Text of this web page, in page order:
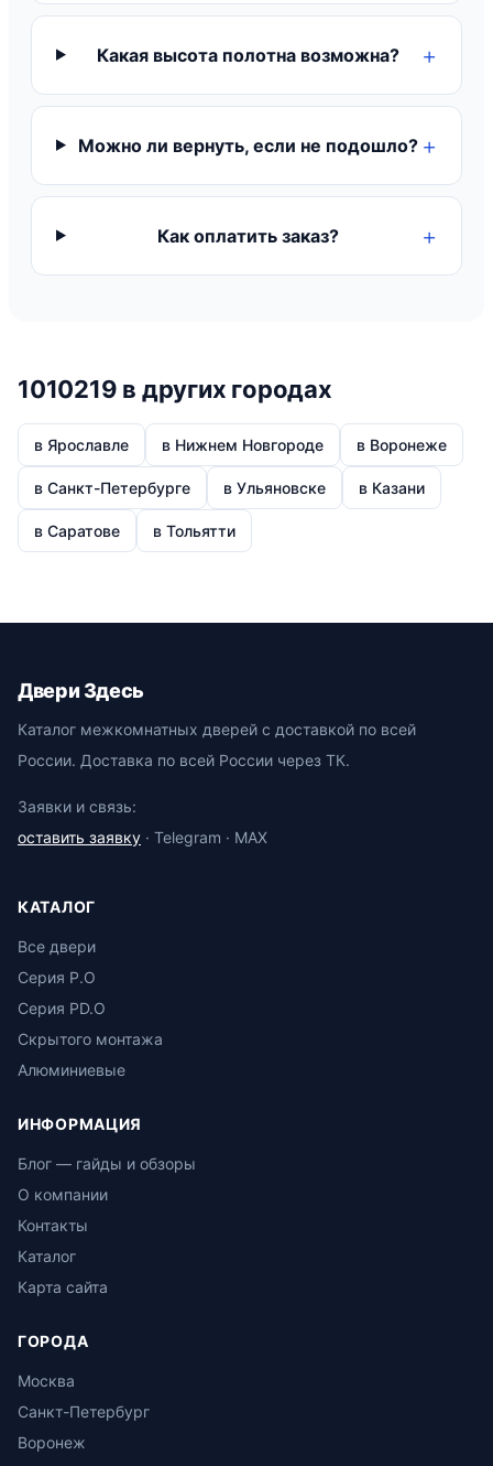
Какая высота полотна возможна?
Можно ли вернуть, если не подошло?
Как оплатить заказ?
1010219 в других городах
в Ярославле в Нижнем Новгороде в Воронеже
в Санкт-Петербурге в Ульяновске в Казани
в Саратове в Тольятти
Двери Здесь
Каталог межкомнатных дверей с доставкой по всей
России. Доставка по всей России через ТК.
Заявки и связь:
оставить заявку · Telegram · MAX
КАТАЛОГ
Все двери
Серия P.O
Серия PD.O
Скрытого монтажа
Алюминиевые
ИНФОРМАЦИЯ
Блог — гайды и обзоры
О компании
Контакты
Каталог
Карта сайта
ГОРОДА
Москва
Санкт-Петербург
Воронеж